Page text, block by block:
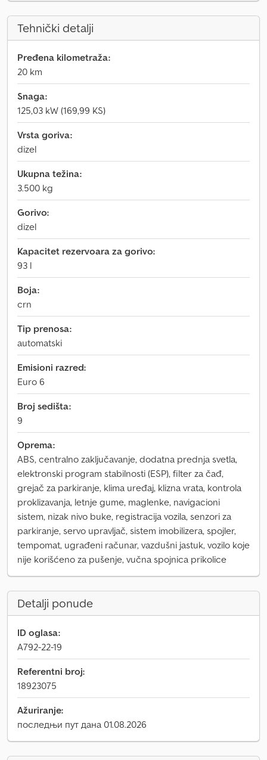
Tehnički detalji
Pređena kilometraža:
20 km
Snaga:
125,03 kW (169,99 KS)
Vrsta goriva:
dizel
Ukupna težina:
3.500 kg
Gorivo:
dizel
Kapacitet rezervoara za gorivo:
93 l
Boja:
crn
Tip prenosa:
automatski
Emisioni razred:
Euro 6
Broj sedišta:
9
Oprema:
ABS, centralno zaključavanje, dodatna prednja svetla,
elektronski program stabilnosti (ESP), filter za čađ,
grejač za parkiranje, klima uređaj, klizna vrata, kontrola
proklizavanja, letnje gume, maglenke, navigacioni
sistem, nizak nivo buke, registracija vozila, senzori za
parkiranje, servo upravljač, sistem imobilizera, spojler,
tempomat, ugrađeni računar, vazdušni jastuk, vozilo koje
nije korišćeno za pušenje, vučna spojnica prikolice
Detalji ponude
ID oglasa:
A792-22-19
Referentni broj:
18923075
Ažuriranje:
последњи пут дана 01.08.2026